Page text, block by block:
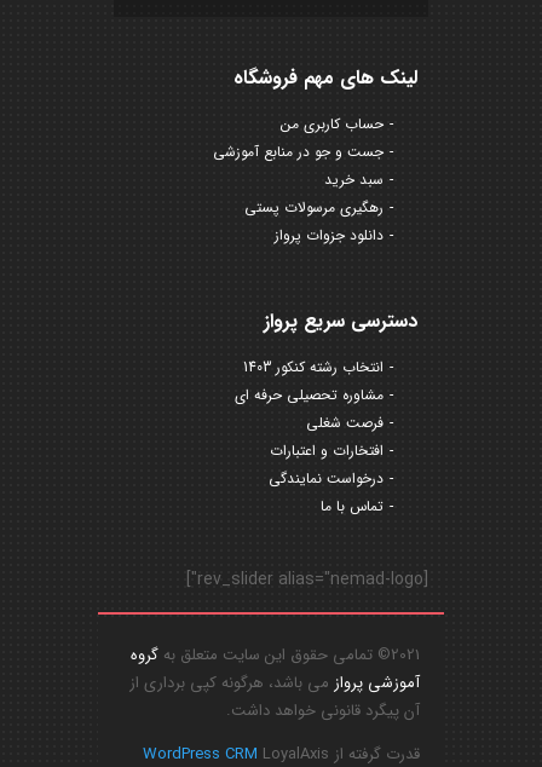
لینک های مهم فروشگاه
حساب کاربری من
جست و جو در منابع آموزشی
سبد خرید
رهگیری مرسولات پستی
دانلود جزوات پرواز
دسترسی سریع پرواز
انتخاب رشته کنکور 1403
مشاوره تحصیلی حرفه ای
فرصت شغلی
افتخارات و اعتبارات
درخواست نمایندگی
تماس با ما
[rev_slider alias="nemad-logo"]
2021© تمامی حقوق این سایت متعلق به
گروه
آموزشی پروازمی باشد، هرگونه کپی برداری از
آن پیگرد قانونی خواهد داشت.
قدرت گرفته از
WordPress CRM LoyalAxis